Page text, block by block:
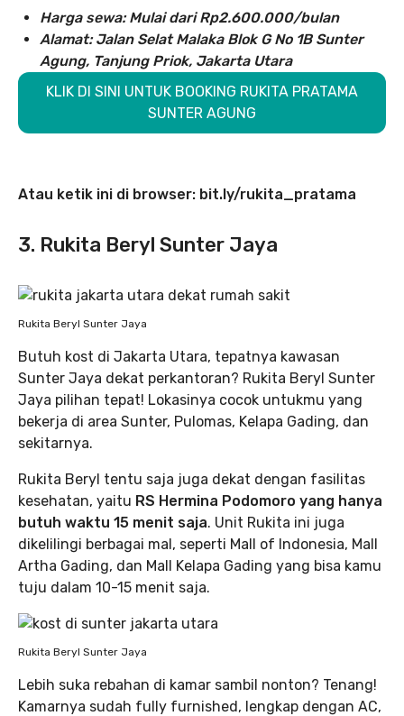
Harga sewa: Mulai dari Rp2.600.000/bulan
Alamat: Jalan Selat Malaka Blok G No 1B Sunter
Agung, Tanjung Priok, Jakarta Utara
KLIK DI SINI UNTUK BOOKING RUKITA PRATAMA
SUNTER AGUNG
Atau ketik ini di browser: bit.ly/rukita_pratama
3. Rukita Beryl Sunter Jaya
Rukita Beryl Sunter Jaya
Butuh kost di Jakarta Utara, tepatnya kawasan
Sunter Jaya dekat perkantoran? Rukita Beryl Sunter
Jaya pilihan tepat! Lokasinya cocok untukmu yang
bekerja di area Sunter, Pulomas, Kelapa Gading, dan
sekitarnya.
Rukita Beryl tentu saja juga dekat dengan fasilitas
kesehatan, yaitu RS Hermina Podomoro yang hanya
butuh waktu 15 menit saja. Unit Rukita ini juga
dikelilingi berbagai mal, seperti Mall of Indonesia, Mall
Artha Gading, dan Mall Kelapa Gading yang bisa kamu
tuju dalam 10-15 menit saja.
Rukita Beryl Sunter Jaya
Lebih suka rebahan di kamar sambil nonton? Tenang!
Kamarnya sudah fully furnished, lengkap dengan AC,